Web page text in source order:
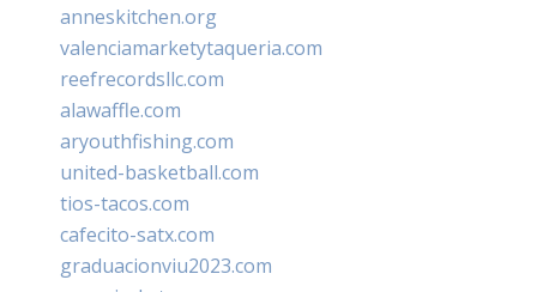
anneskitchen.org
valenciamarketytaqueria.com
reefrecordsllc.com
alawaffle.com
aryouthfishing.com
united-basketball.com
tios-tacos.com
cafecito-satx.com
graduacionviu2023.com